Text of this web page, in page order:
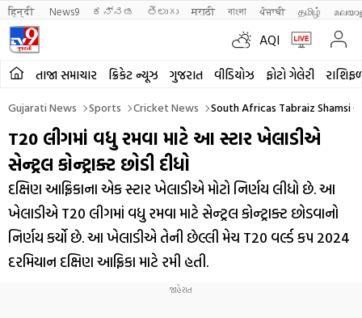
हिन्दी News9 ಕನ್ನಡ తెలుగు मराठी বাংলা ਪੰਜਾਬੀ தமிழ்
AQI
તાજા સમાચાર ક્રિકેટ ન્યૂઝ ગુજરાત વીડિયોઝ ફોટો ગેલેરી
Gujarati News Sports Cricket News South Africas Tabraiz Shamsi
T20 લીગમાં વધુ રમવા માટે આ સ્ટાર ખેલાડીએ
સેન્ટ્રલ કોન્ટ્રાક્ટ છોડી દીધો
દક્ષિણ આફ્રિકાના એક સ્ટાર ખેલાડીએ મોટો નિર્ણય લીધો છે. આ
ખેલાડીએ T20 લીગમાં વધુ રમવા માટે સેન્ટ્રલ કોન્ટ્રાક્ટ છોડવાનો
નિર્ણય કર્યો છે. આ ખેલાડીએ તેની છેલ્લી મેચ T20 વર્લ્ડ કપ 2024
દરમિયાન દક્ષિણ આફ્રિકા માટે રમી હતી.